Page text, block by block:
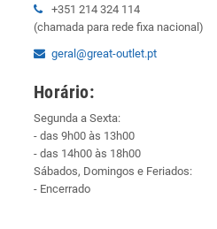
+351 214 324 114
(chamada para rede fixa nacional)
geral@great-outlet.pt
Horário:
Segunda a Sexta:
- das 9h00 às 13h00
- das 14h00 às 18h00
Sábados, Domingos e Feriados:
- Encerrado